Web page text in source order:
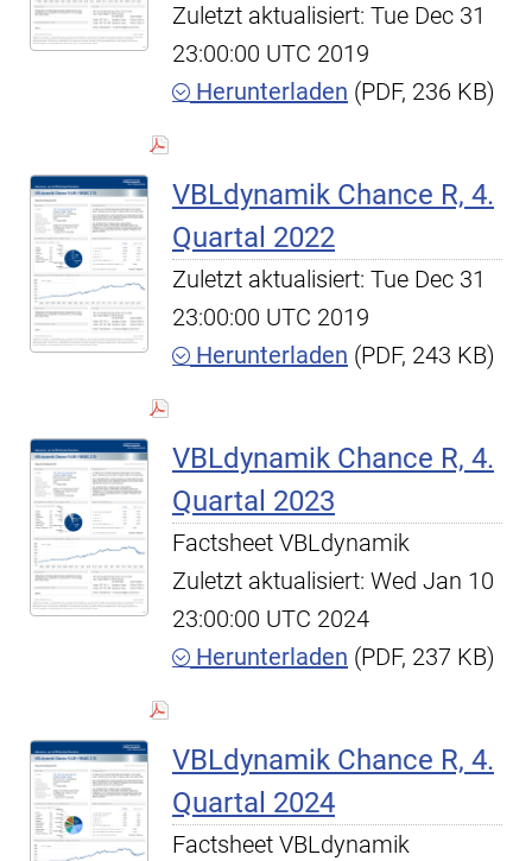
Zuletzt aktualisiert: Tue Dec 31
23:00:00 UTC 2019
Herunterladen (PDF, 236 KB)
VBLdynamik Chance R, 4.
Quartal 2022
Zuletzt aktualisiert: Tue Dec 31
23:00:00 UTC 2019
Herunterladen (PDF, 243 KB)
VBLdynamik Chance R, 4.
Quartal 2023
Factsheet VBLdynamik
Zuletzt aktualisiert: Wed Jan 10
23:00:00 UTC 2024
Herunterladen (PDF, 237 KB)
VBLdynamik Chance R, 4.
Quartal 2024
Factsheet VBLdynamik